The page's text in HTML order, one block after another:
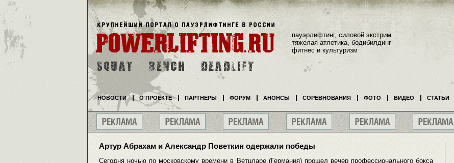
Артур Абрахам и Александр Поветкин одержали победы
Сегодня ночью по московскому времени в Ветцларе (Германия) прошел вечер профессионального бокса
пауэрлифтинг, силовой экстрим
тяжелая атлетика, бодибилдинг
фитнес и культуризм
НОВОСТИ О ПРОЕКТЕ ПАРТНЕРЫ ФОРУМ АНОНСЫ СОРЕВНОВАНИЯ ФОТО ВИДЕО СТАТЬИ